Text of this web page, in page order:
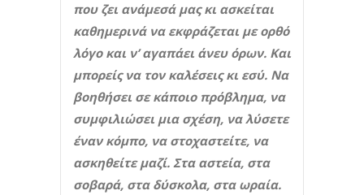
που ζει ανάμεσά μας κι ασκείται
καθημερινά να εκφράζεται με ορθό
λόγο και ν’ αγαπάει άνευ όρων. Και
μπορείς να τον καλέσεις κι εσύ. Να
βοηθήσει σε κάποιο πρόβλημα, να
συμφιλιώσει μια σχέση, να λύσετε
έναν κόμπο, να στοχαστείτε, να
ασκηθείτε μαζί. Στα αστεία, στα
σοβαρά, στα δύσκολα, στα ωραία.